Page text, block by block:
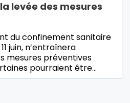
levée des mesures
du confinement sanitaire
juin, n’entraînera
mesures préventives
pourraient être…